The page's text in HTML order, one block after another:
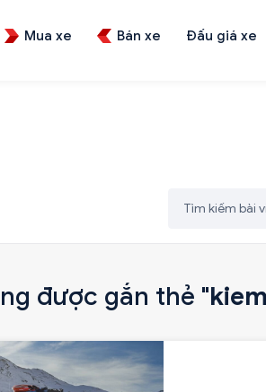
Mua xe Bán xe Đấu giá xe
được gắn thẻ "